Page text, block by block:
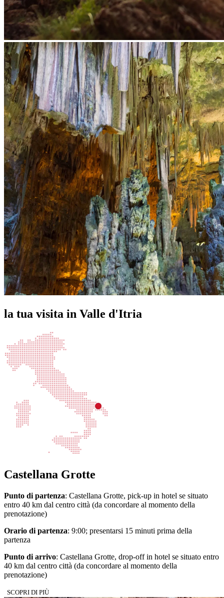
la tua visita in Valle d'Itria
Castellana Grotte
Punto di partenza: Castellana Grotte, pick-up in hotel se situato
entro 40 km dal centro città (da concordare al momento della
prenotazione)
Orario di partenza: 9:00; presentarsi 15 minuti prima della
partenza
Punto di arrivo: Castellana Grotte, drop-off in hotel se situato entro
40 km dal centro città (da concordare al momento della
prenotazione)
SCOPRI DI PIÙ